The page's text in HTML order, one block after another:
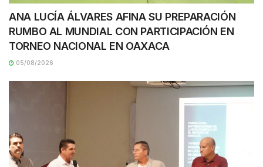
ANA LUCÍA ÁLVARES AFINA SU PREPARACIÓN
RUMBO AL MUNDIAL CON PARTICIPACIÓN EN
TORNEO NACIONAL EN OAXACA
05/08/2026